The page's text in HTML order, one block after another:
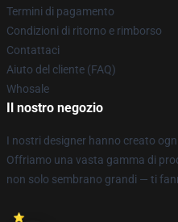
Termini di pagamento
Condizioni di ritorno e rimborso
Contattaci
Aiuto del cliente (FAQ)
Whosale
Il nostro negozio
I nostri designer hanno creato
Offriamo una vasta gamma di
non solo sembrano grandi — ti